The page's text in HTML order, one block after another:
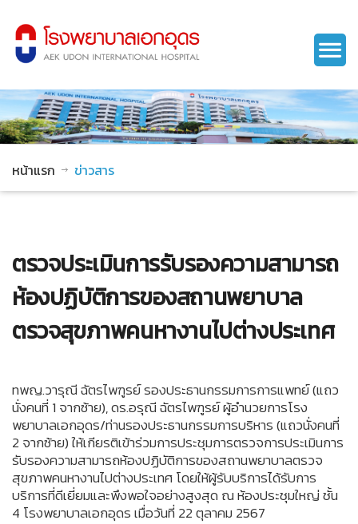
หน้าแรก ข่าวสาร
ตรวจประเมินการรับรองความสามารถ
ห้องปฏิบัติการของสถานพยาบาล
ตรวจสุขภาพคนหางานไปต่างประเทศ
ทพญ.วารุณี ฉัตรไพฑูรย์ รองประธานกรรมการการแพทย์ (แถว
นั่งคนที่ 1 จากซ้าย), ดร.อรุณี ฉัตรไพฑูรย์ ผู้อำนวยการโรง
พยาบาลเอกอุดร/ท่านรองประธานกรรมการบริหาร (แถวนั่งคนที่
2 จากซ้าย) ให้เกียรติเข้าร่วมการประชุมการตรวจการประเมินการ
รับรองความสามารถห้องปฏิบัติการของสถานพยาบาลตรวจ
สุขภาพคนหางานไปต่างประเทศ โดยให้ผู้รับบริการได้รับการ
บริการที่ดีเยี่ยมและพึงพอใจอย่างสูงสุด ณ ห้องประชุมใหญ่ ชั้น
4 โรงพยาบาลเอกอุดร เมื่อวันที่ 22 ตุลาคม 2567